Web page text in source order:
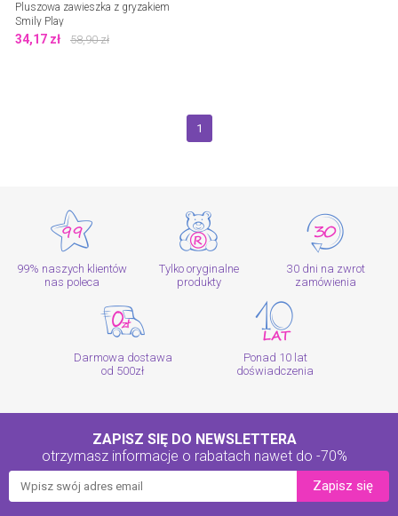
Pluszowa zawieszka z gryzakiem
Smily Play
34,17 zł 58,90zł
1
99% naszych klientów
nas poleca
Tylko oryginalne
produkty
30 dni na zwrot
zamówienia
Darmowa dostawa
od 500zł
Ponad 10 lat
doświadczenia
ZAPISZ SIĘ DO NEWSLETTERA
otrzymasz informacje o rabatach nawet do -70%
Zapisz się